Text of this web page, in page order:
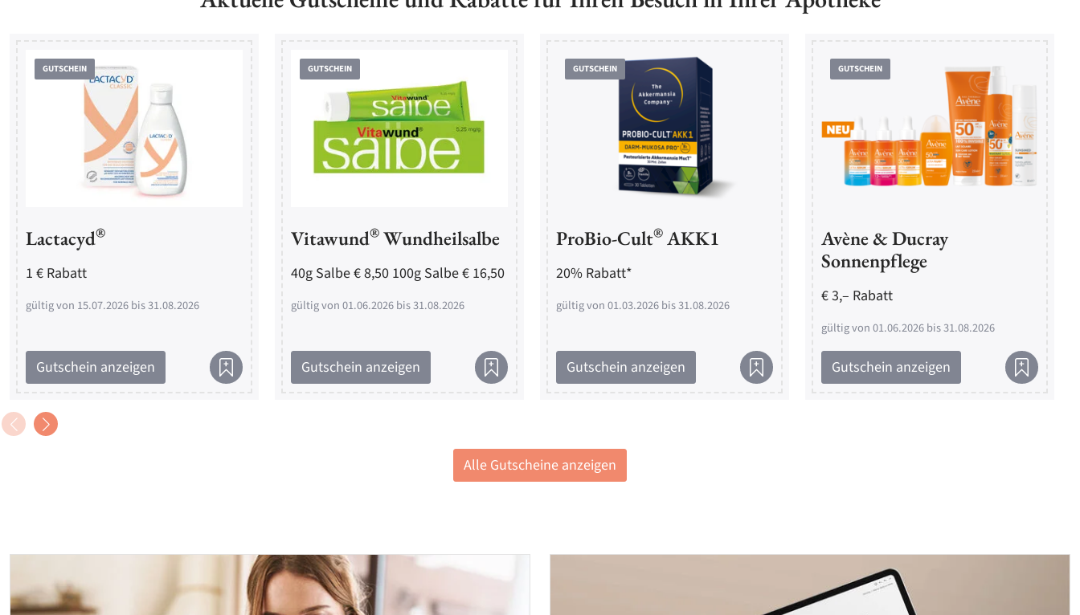
GUTSCHEIN
Lactacyd®
1 € Rabatt
gültig von 15.07.2026 bis 31.08.2026
Gutschein anzeigen
GUTSCHEIN
Vitawund® Wundheilsalbe
40g Salbe € 8,50 100g Salbe € 16,50
gültig von 01.06.2026 bis 31.08.2026
Gutschein anzeigen
GUTSCHEIN
ProBio-Cult® AKK1
20% Rabatt*
gültig von 01.03.2026 bis 31.08.2026
Gutschein anzeigen
GUTSCHEIN
Avène & Ducray
Sonnenpflege
€ 3,– Rabatt
gültig von 01.06.2026 bis 31.08.2026
Gutschein anzeigen
Alle Gutscheine anzeigen